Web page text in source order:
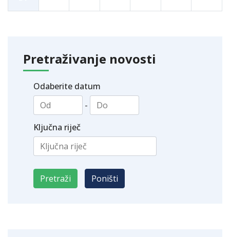
Pretraživanje novosti
Odaberite datum
-
Ključna riječ